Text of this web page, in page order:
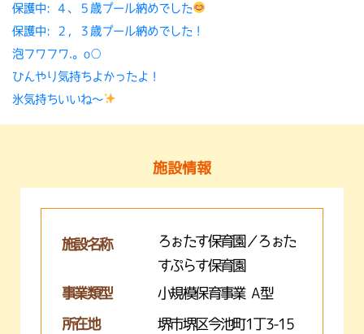
保護中: ４、５歳プール納めでした
保護中: ２，３歳プール納めでした！
泡フワフワ.。o○
ひんやり気持ちよかったよ！
氷気持ちいいね〜
施設情報
施設名称
ろぉたす保育園／ろぉた
すぷらす保育園
事業類型
小規模保育事業 A型
所在地 堺市堺区今池町1丁3-15